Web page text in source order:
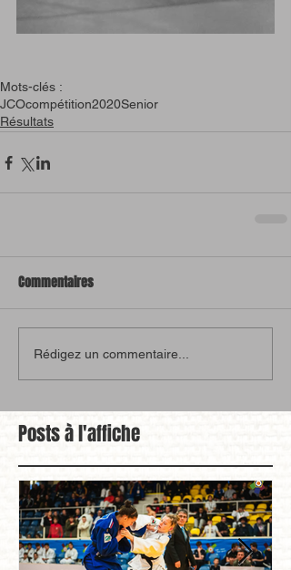
Mots-clés :
JCOcompétition2020Senior
Résultats
Commentaires
Rédigez un commentaire...
Posts à l'affiche